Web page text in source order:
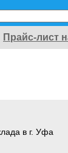
Прайс-лист
в г. Уфа